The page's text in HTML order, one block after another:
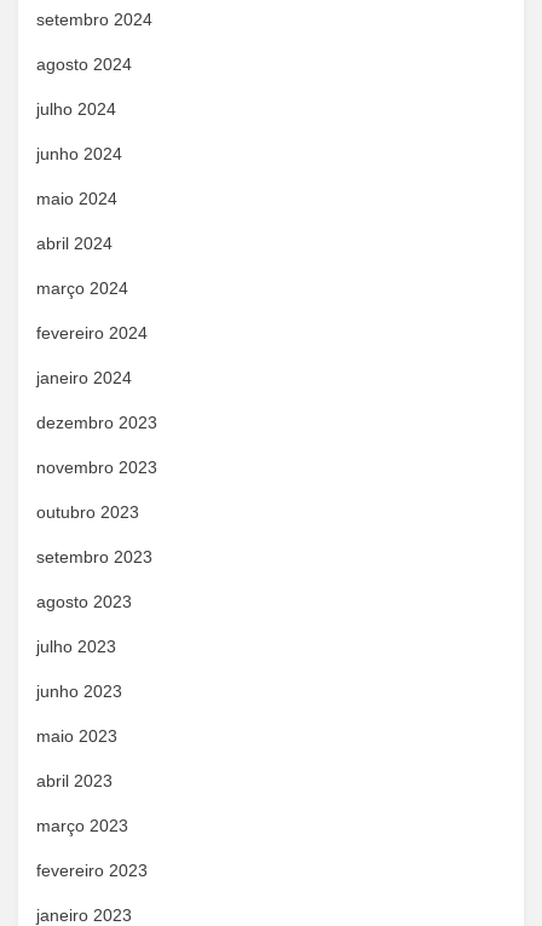
setembro 2024
agosto 2024
julho 2024
junho 2024
maio 2024
abril 2024
março 2024
fevereiro 2024
janeiro 2024
dezembro 2023
novembro 2023
outubro 2023
setembro 2023
agosto 2023
julho 2023
junho 2023
maio 2023
abril 2023
março 2023
fevereiro 2023
janeiro 2023